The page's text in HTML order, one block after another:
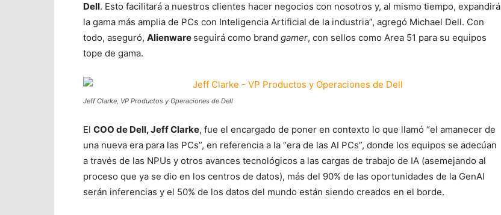
Dell. Esto facilitará a nuestros clientes hacer negocios con nosotros y, al mismo tiempo, expandirá
la gama más amplia de PCs con Inteligencia Artificial de la industria”, agregó Michael Dell. Con
todo, aseguró, Alienware seguirá como brand gamer, con sellos como Area 51 para su equipos
tope de gama.
Jeff Clarke, VP Productos y Operaciones de Dell
El COO de Dell, Jeff Clarke, fue el encargado de poner en contexto lo que llamó “el amanecer de
una nueva era para las PCs”, en referencia a la “era de las AI PCs”, donde los equipos se adecúan
a través de las NPUs y otros avances tecnológicos a las cargas de trabajo de IA (asemejando al
proceso que ya se dio en los centros de datos), más del 90% de las oportunidades de la GenAI
serán inferencias y el 50% de los datos del mundo están siendo creados en el borde.